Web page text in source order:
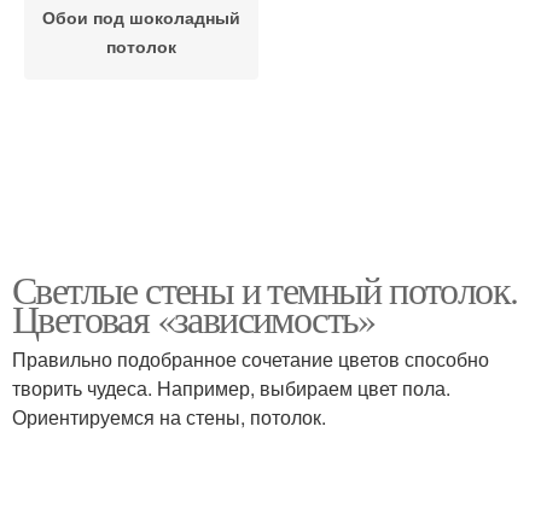
Обои под шоколадный
потолок
Светлые стены и темный потолок.
Цветовая «зависимость»
Правильно подобранное сочетание цветов способно
творить чудеса. Например, выбираем цвет пола.
Ориентируемся на стены, потолок.